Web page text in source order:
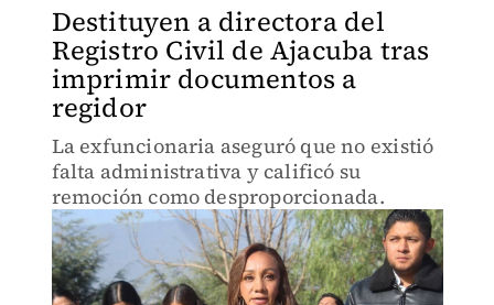
Destituyen a directora del
Registro Civil de Ajacuba tras
imprimir documentos a
regidor
La exfuncionaria aseguró que no existió
falta administrativa y calificó su
remoción como desproporcionada.